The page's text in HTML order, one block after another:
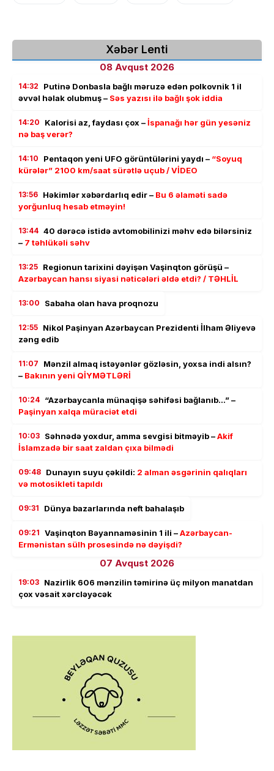
Xəbər Lenti
08 Avqust 2026
14:32
Putinə Donbasla bağlı məruzə edən polkovnik 1 il
əvvəl həlak olubmuş – Səs yazısı ilə bağlı şok iddia
14:20 Kalorisi az, faydası çox –İspanağı hər gün yesəniz
nə baş verər?
14:10 Pentaqon yeni UFO görüntülərini yaydı – “Soyuq
kürələr” 2100 km/saat sürətlə uçub / VİDEO
13:56 Həkimlər xəbərdarlıq edir – Bu 6 əlaməti sadə
yorğunluq hesab etməyin!
13:44 40 dərəcə istidə avtomobilinizi məhv edə bilərsiniz
– 7 təhlükəli səhv
13:25 Regionun tarixini dəyişən Vaşinqton görüşü –
Azərbaycan hansı siyasi nəticələri əldə etdi? / TƏHLİL
13:00 Sabaha olan hava proqnozu
12:55 Nikol Paşinyan Azərbaycan Prezidenti İlham Əliyevə
zəng edib
11:07
Mənzil almaq istəyənlər gözləsin, yoxsa indi alsın?
– Bakının yeni QİYMƏTLƏRİ
10:24 “Azərbaycanla münaqişə səhifəsi bağlanıb…” –
Paşinyan xalqa müraciət etdi
10:03 Səhnədə yoxdur, amma sevgisi bitməyib –Akif
İslamzadə bir saat zaldan çıxa bilmədi
09:48 Dunayın suyu çəkildi: 2 alman əsgərinin qalıqları
və motosikleti tapıldı
09:31 Dünya bazarlarında neft bahalaşıb
09:21 Vaşinqton Bəyannaməsinin 1 ili –Azərbaycan-
Ermənistan sülh prosesində nə dəyişdi?
07 Avqust 2026
19:03 Nazirlik 606 mənzilin təmirinə üç milyon manatdan
çox vəsait xərcləyəcək